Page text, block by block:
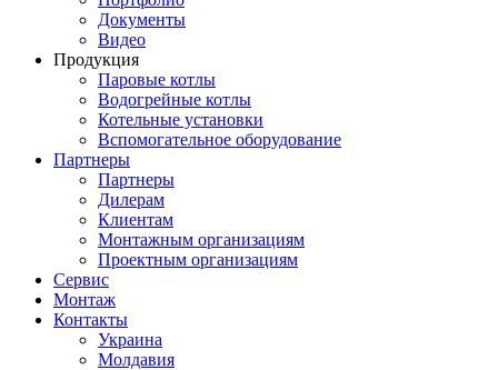
Документы
Видео
Продукция
Паровые котлы
Водогрейные котлы
Котельные установки
Вспомогательное оборудование
Партнеры
Партнеры
Дилерам
Клиентам
Монтажным организациям
Проектным организациям
Сервис
Монтаж
Контакты
Украина
Молдавия